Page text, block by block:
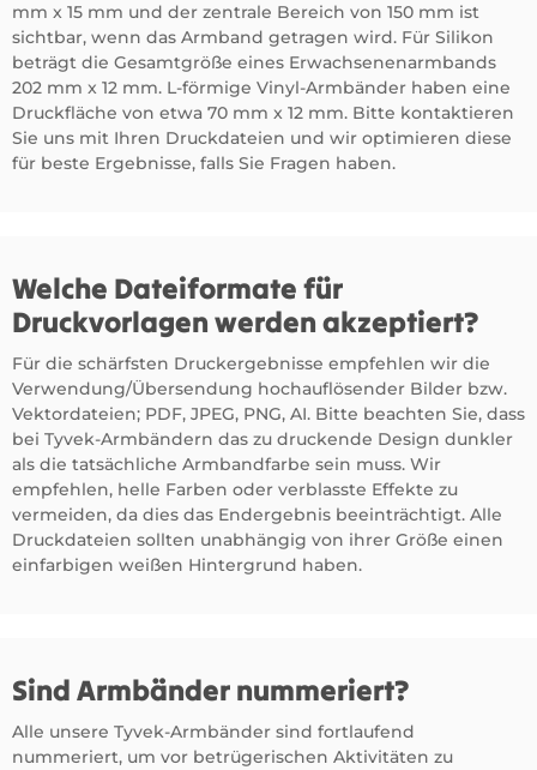
mm x 15 mm und der zentrale Bereich von 150 mm ist
sichtbar, wenn das Armband getragen wird. Für Silikon
beträgt die Gesamtgröße eines Erwachsenenarmbands
202 mm x 12 mm. L-förmige Vinyl-Armbänder haben eine
Druckfläche von etwa 70 mm x 12 mm. Bitte kontaktieren
Sie uns mit Ihren Druckdateien und wir optimieren diese
für beste Ergebnisse, falls Sie Fragen haben.
Welche Dateiformate für
Druckvorlagen werden akzeptiert?
Für die schärfsten Druckergebnisse empfehlen wir die
Verwendung/Übersendung hochauflösender Bilder bzw.
Vektordateien; PDF, JPEG, PNG, AI. Bitte beachten Sie, dass
bei Tyvek-Armbändern das zu druckende Design dunkler
als die tatsächliche Armbandfarbe sein muss. Wir
empfehlen, helle Farben oder verblasste Effekte zu
vermeiden, da dies das Endergebnis beeinträchtigt. Alle
Druckdateien sollten unabhängig von ihrer Größe einen
einfarbigen weißen Hintergrund haben.
Sind Armbänder nummeriert?
Alle unsere Tyvek-Armbänder sind fortlaufend
nummeriert, um vor betrügerischen Aktivitäten zu